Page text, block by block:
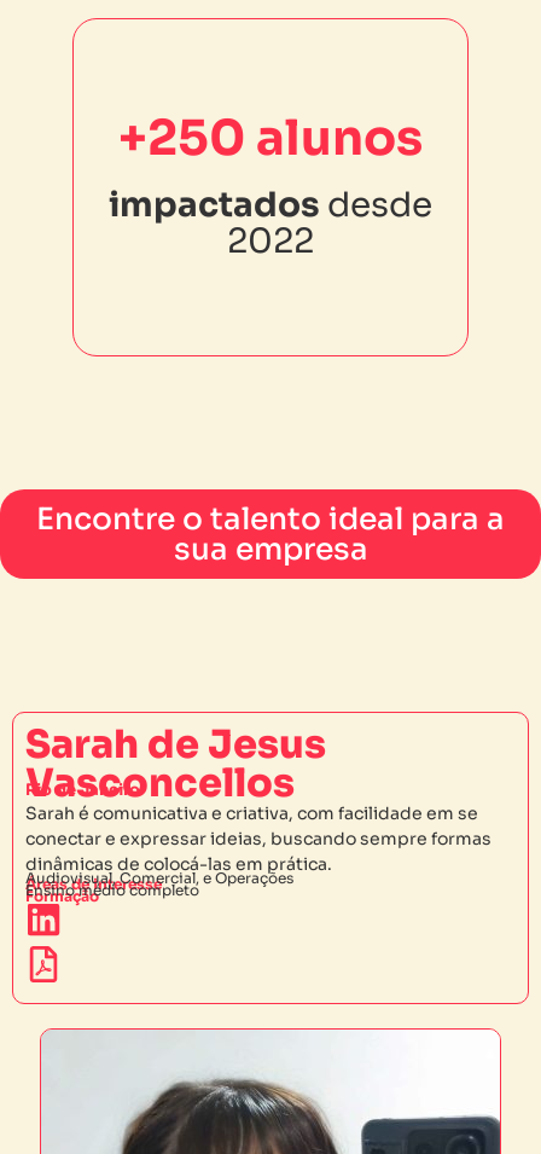
+250 alunos
impactados desde
2022
+250 alunos
impactados
desde 2022
Encontre o talento ideal para a
sua empresa
Sarah de Jesus
Vasconcellos
Rio de Janeiro
Sarah é comunicativa e criativa, com facilidade em se
conectar e expressar ideias, buscando sempre formas
dinâmicas de colocá-las em prática.
Áreas de interesse
Audiovisual, Comercial, e Operações
Formação
Ensino médio completo